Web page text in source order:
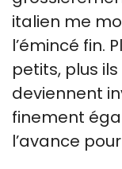
italien me
l’émincé fin.
petits, plus
deviennent
finement
l’avance